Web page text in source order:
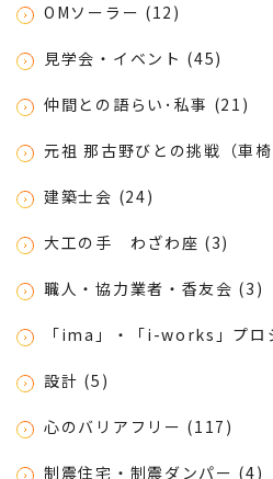
OMソーラー (12)
見学会・イベント (45)
仲間との語らい･私事 (21)
元祖 那古野びとの挑戦（車
建築士会 (24)
大工の手 わざわ座 (3)
職人・協力業者・香友会 (3)
「ima」・「i-works」プロ
設計 (5)
心のバリアフリー (117)
制震住宅・制震ダンパー (4)